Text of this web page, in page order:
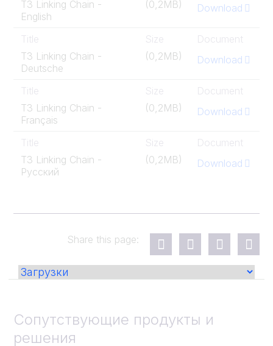
T3 Linking Chain -
English
(0,2MB)
Download
Title
T3 Linking Chain -
Deutsche
Size
(0,2MB)
Document
Download
Title
T3 Linking Chain -
Français
Size
(0,2MB)
Document
Download
Title
T3 Linking Chain -
Pусский
Size
(0,2MB)
Document
Download
Share this page:
Сопутствующие продукты и
решения